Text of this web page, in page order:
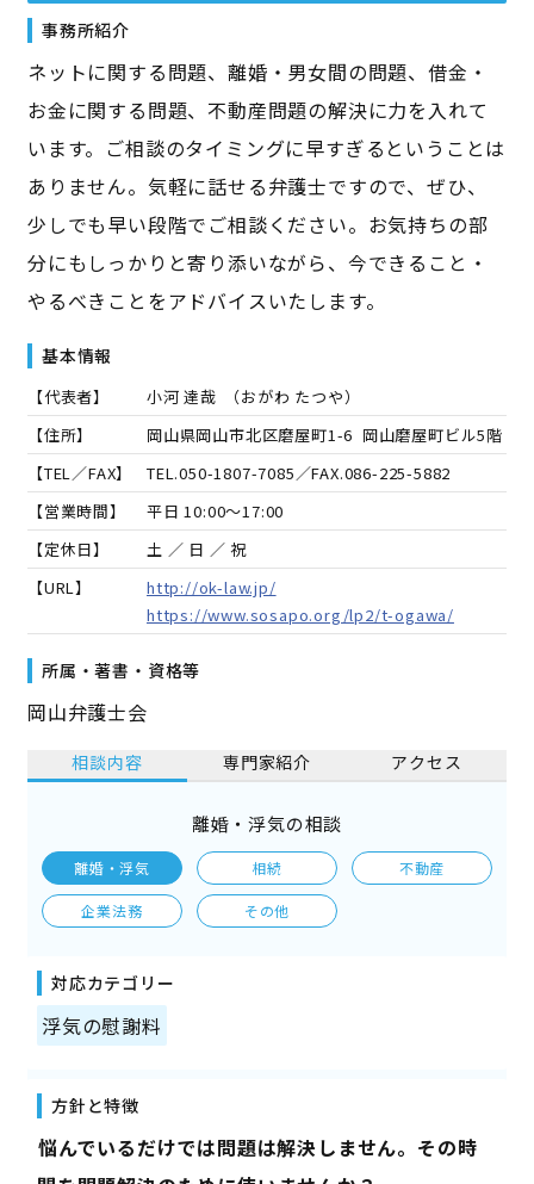
事務所紹介
ネットに関する問題、離婚・男女間の問題、借金・
お金に関する問題、不動産問題の解決に力を入れて
います。ご相談のタイミングに早すぎるということは
ありません。気軽に話せる弁護士ですので、ぜひ、
少しでも早い段階でご相談ください。お気持ちの部
分にもしっかりと寄り添いながら、今できること・
やるべきことをアドバイスいたします。
基本情報
【代表者】 小河 達哉 （おがわ たつや）
【住所】
岡山県岡山市北区磨屋町1-6 岡山磨屋町ビル5階
【TEL／FAX】
TEL.050-1807-7085／FAX.086-225-5882
【営業時間】
平日 10:00～17:00
【定休日】
土 ／ 日 ／ 祝
【URL】
http://ok-law.jp/
https://www.sosapo.org/lp2/t-ogawa/
所属・著書・資格等
岡山弁護士会
相談内容 専門家紹介 アクセス
離婚・浮気の相談
離婚・浮気 相続 不動産
企業法務 その他
対応カテゴリー
浮気の慰謝料
方針と特徴
――悩んでいるだけでは問題は解決しません。その時